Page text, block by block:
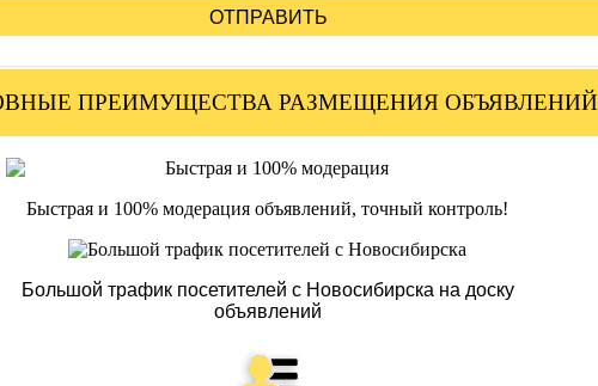
ОТПРАВИТЬ
ПРЕИМУЩЕСТВА РАЗМЕЩЕНИЯ ОБЪЯВЛЕНИЙ
Быстрая и 100% модерация объявлений, точный контроль!
Большой трафик посетителей с Новосибирска на доску
объявлений